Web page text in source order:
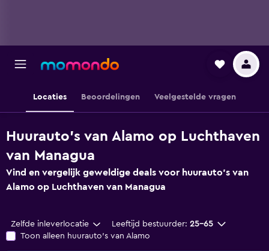
Locaties Beoordelingen Veelgestelde vragen
Huurauto's van Alamo op Luchthaven
van Managua
Vind en vergelijk geweldige deals voor huurauto's van
Alamo op Luchthaven van Managua
Zelfde inleverlocatie Leeftijd bestuurder: 25-65
Toon alleen huurauto's van Alamo